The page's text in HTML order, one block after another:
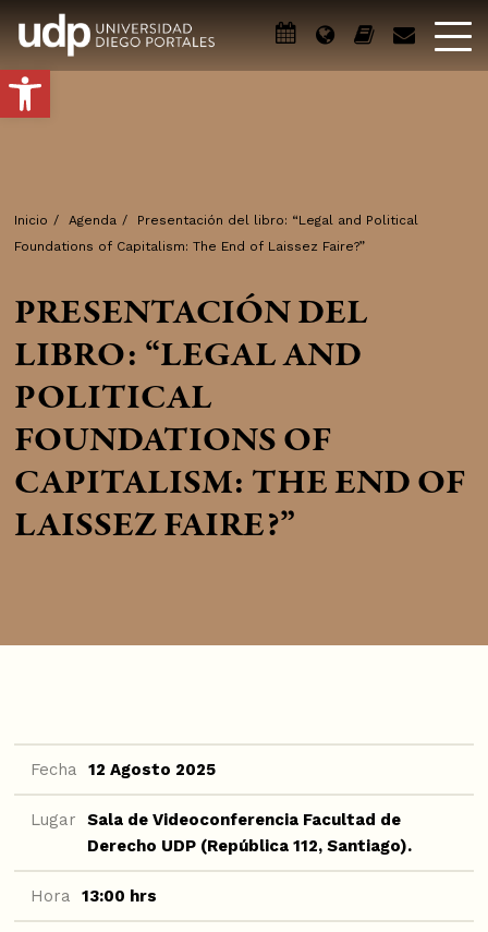
Abrir barra de herramientas
Inicio / Agenda /
Presentación del libro: “Legal and Political
Foundations of Capitalism: The End of Laissez Faire?”
PRESENTACIÓN DEL
LIBRO: “LEGAL AND
POLITICAL
FOUNDATIONS OF
CAPITALISM: THE END OF
LAISSEZ FAIRE?”
Fecha 12 Agosto 2025
Lugar
Sala de Videoconferencia Facultad de
Derecho UDP (República 112, Santiago).
Hora 13:00 hrs